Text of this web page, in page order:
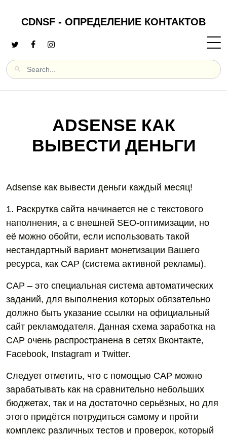
CDNSF - ОПРЕДЕЛЕНИЕ КОНТАКТОВ
ADSENSE КАК
ВЫВЕСТИ ДЕНЬГИ
Adsense как вывести деньги каждый месяц!
1. Раскрутка сайта начинается не с текстового
наполнения, а с внешней SEO-оптимизации, но
её можно обойти, если использовать такой
нестандартный вариант монетизации Вашего
ресурса, как САР (система активной рекламы).
САР – это специальная система автоматических
заданий, для выполнения которых обязательно
должно быть указание ссылки на официальный
сайт рекламодателя. Данная схема заработка на
САР очень распространена в сетях Вконтакте,
Facebook, Instagram и Twitter.
Следует отметить, что с помощью САР можно
зарабатывать как на сравнительно небольших
бюджетах, так и на достаточно серьёзных, но для
этого придётся потрудиться самому и пройти
комплекс различных тестов и проверок, который